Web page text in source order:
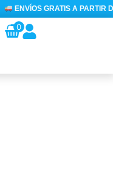
ENVÍOS GRATIS A PARTIR DE
0